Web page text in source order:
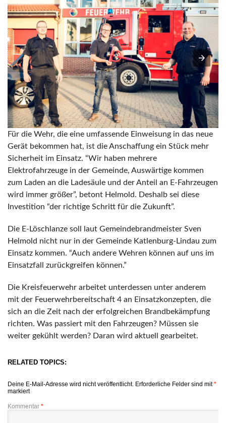
Für die Wehr, die eine umfassende Einweisung in das neue
Gerät bekommen hat, ist die Anschaffung ein Stück mehr
Sicherheit im Einsatz. “Wir haben mehrere
Elektrofahrzeuge in der Gemeinde, Auswärtige kommen
zum Laden an die Ladesäule und der Anteil an E-Fahrzeugen
wird immer größer”, betont Helmold. Deshalb sei diese
Investition “der richtige Schritt für die Zukunft”.
Die E-Löschlanze soll laut Gemeindebrandmeister Sven
Helmold nicht nur in der Gemeinde Katlenburg-Lindau zum
Einsatz kommen. “Auch andere Wehren können auf uns im
Einsatzfall zurückgreifen können.”
Die Kreisfeuerwehr arbeitet unterdessen unter anderem
mit der Feuerwehrbereitschaft 4 an Einsatzkonzepten, die
sich an die Zeit nach der erfolgreichen Brandbekämpfung
richten. Was passiert mit den Fahrzeugen? Müssen sie
weiter gekühlt werden? Daran wird aktuell gearbeitet.
RELATED TOPICS:
Deine E-Mail-Adresse wird nicht veröffentlicht. Erforderliche Felder sind mit*
markiert
Kommentar *